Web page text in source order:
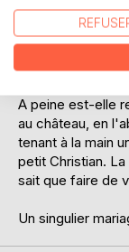
tempête... C'est
un mariage
elle pas une
"épouse" ?
A peine est-elle
au château, en
tenant à la main
petit Christian.
sait que faire de
Un singulier